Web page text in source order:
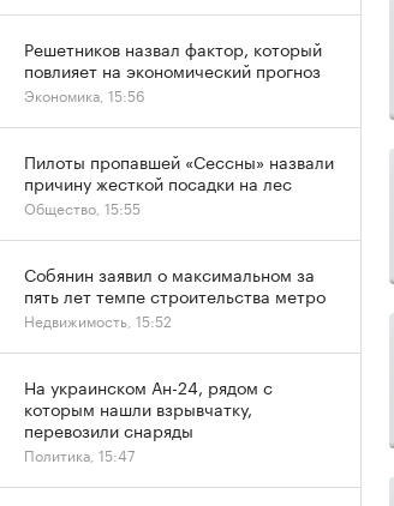
Решетников назвал фактор, который
повлияет на экономический прогноз
Экономика, 15:56
Пилоты пропавшей «Сессны» назвали
причину жесткой посадки на лес
Общество, 15:55
Собянин заявил о максимальном за
пять лет темпе строительства метро
Недвижимость, 15:52
На украинском Ан-24, рядом с
которым нашли взрывчатку,
перевозили снаряды
Политика, 15:47